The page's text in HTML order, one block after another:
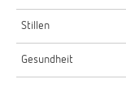
Stillen
Gesundheit